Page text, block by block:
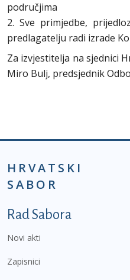
područjima
2. Sve primjedbe,
predlagatelju radi izrade
Za izvjestitelja na sjednici
Miro Bulj, predsjednik
HRVATSKI
SABOR
Podnožje prvi
Rad Sabora
Novi akti
Zapisnici